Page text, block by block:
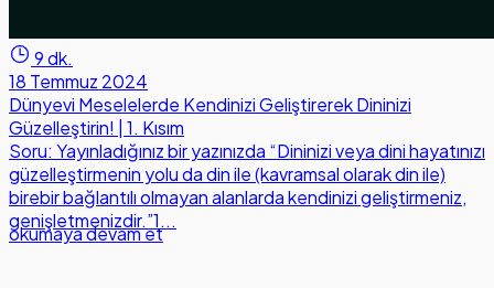
9 dk.
18 Temmuz 2024
Dünyevi Meselelerde Kendinizi Geliştirerek Dininizi
Güzelleştirin! | 1. Kısım
Soru: Yayınladığınız bir yazınızda “Dininizi veya dini hayatınızı
güzelleştirmenin yolu da din ile (kavramsal olarak din ile)
birebir bağlantılı olmayan alanlarda kendinizi geliştirmeniz,
genişletmenizdir.”1...
okumaya devam et